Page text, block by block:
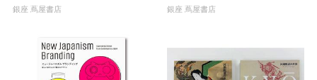
銀座 蔦屋書店 銀座 蔦屋書店